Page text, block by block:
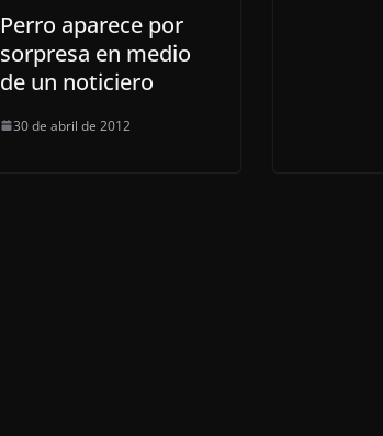
Perro aparece por
sorpresa en medio
de un noticiero
30 de abril de 2012